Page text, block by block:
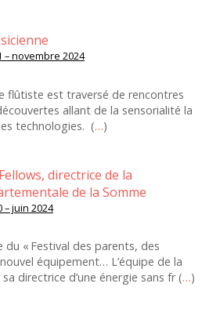
– novembre 2024
flûtiste est traversé de rencontres
allant de la sensorialité la
technologies. (…)
directrice de la
de la Somme
– juin 2024
du « Festival des parents, des
équipement… L’équipe de la
directrice d’une énergie sans fr (…)